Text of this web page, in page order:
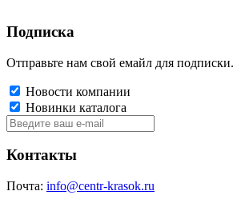
Подписка
Отправьте нам свой емайл для подписки.
Новости компании
Новинки каталога
Контакты
Почта: info@centr-krasok.ru